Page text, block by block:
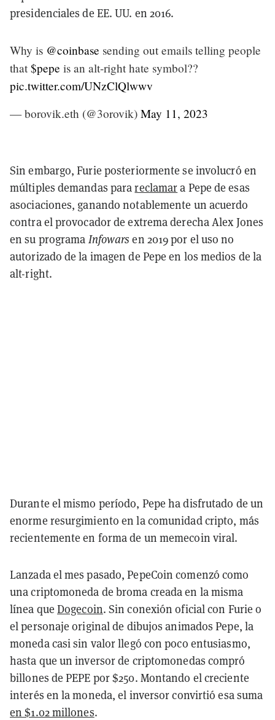
presidenciales de EE. UU. en 2016.
Why is @coinbase sending out emails telling people
that $pepe is an alt-right hate symbol??
pic.twitter.com/UNzClQlwwv
— borovik.eth (@3orovik) May 11, 2023
Sin embargo, Furie posteriormente se involucró en
múltiples demandas parareclamara Pepe de esas
asociaciones, ganando notablemente un acuerdo
contra el provocador de extrema derecha Alex Jones
en su programa Infowars en 2019 por el uso no
autorizado de la imagen de Pepe en los medios de la
alt-right.
Durante el mismo período, Pepe ha disfrutado de un
enorme resurgimiento en la comunidad cripto, más
recientemente en forma de un memecoin viral.
Lanzada el mes pasado, PepeCoin comenzó como
una criptomoneda de broma creada en la misma
línea que Dogecoin. Sin conexión oficial con Furie o
el personaje original de dibujos animados Pepe, la
moneda casi sin valor llegó con poco entusiasmo,
hasta que un inversor de criptomonedas compró
billones de PEPE por $250. Montando el creciente
interés en la moneda, el inversor convirtió esa suma
en $1.02 millones.